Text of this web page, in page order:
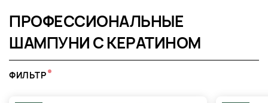
ПРОФЕССИОНАЛЬНЫЕ
ШАМПУНИ С КЕРАТИНОМ
ФИЛЬТР